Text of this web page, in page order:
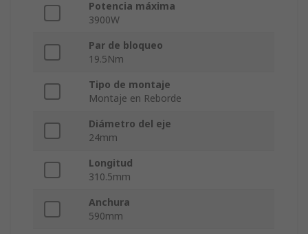
Potencia máxima
3900W
Par de bloqueo
19.5Nm
Tipo de montaje
Montaje en Reborde
Diámetro del eje
24mm
Longitud
310.5mm
Anchura
590mm